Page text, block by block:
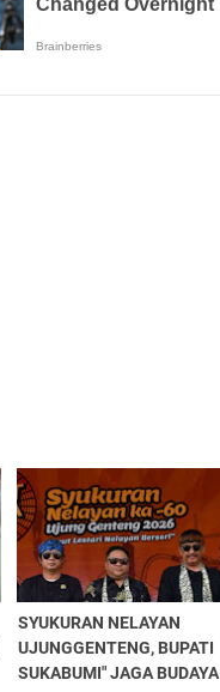
SYUKURAN NELAYAN
UJUNGGENTENG, BUPATI
SUKABUMI" JAGA BUDAYA